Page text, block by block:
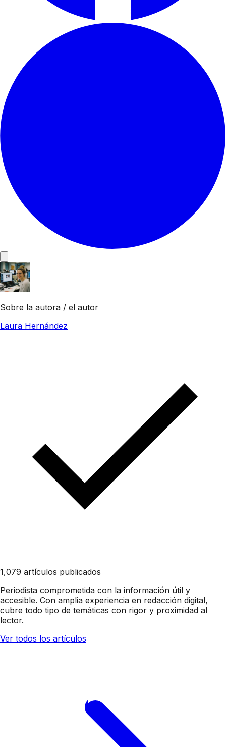
Sobre la autora / el autor
Laura Hernández
1,079 artículos publicados
Periodista comprometida con la información útil y
accesible. Con amplia experiencia en redacción digital,
cubre todo tipo de temáticas con rigor y proximidad al
lector.
Ver todos los artículos